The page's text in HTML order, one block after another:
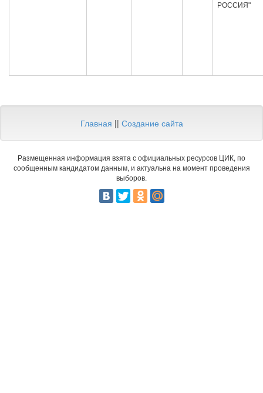
РОССИЯ"
Главная || Создание сайта
Размещенная информация взята с официальных ресурсов ЦИК, по
сообщенным кандидатом данным, и актуальна на момент проведения
выборов.